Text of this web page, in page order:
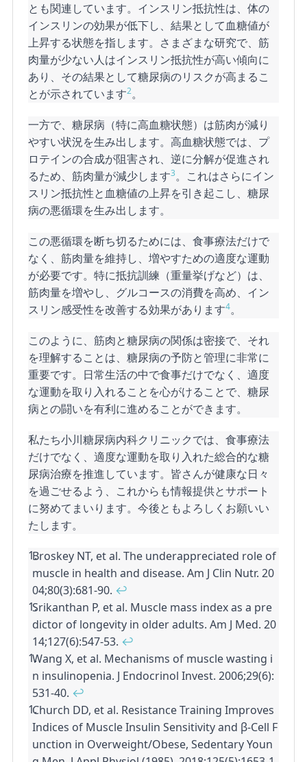
とも関連しています。インスリン抵抗性は、体の
インスリンの効果が低下し、結果として血糖値が
上昇する状態を指します。さまざまな研究で、筋
肉量が少ない人はインスリン抵抗性が高い傾向に
あり、その結果として糖尿病のリスクが高まるこ
とが示されています2。
一方で、糖尿病（特に高血糖状態）は筋肉が減り
やすい状況を生み出します。高血糖状態では、プ
ロテインの合成が阻害され、逆に分解が促進され
るため、筋肉量が減少します3。これはさらにイン
スリン抵抗性と血糖値の上昇を引き起こし、糖尿
病の悪循環を生み出します。
この悪循環を断ち切るためには、食事療法だけで
なく、筋肉量を維持し、増やすための適度な運動
が必要です。特に抵抗訓練（重量挙げなど）は、
筋肉量を増やし、グルコースの消費を高め、イン
スリン感受性を改善する効果があります4。
このように、筋肉と糖尿病の関係は密接で、それ
を理解することは、糖尿病の予防と管理に非常に
重要です。日常生活の中で食事だけでなく、適度
な運動を取り入れることを心がけることで、糖尿
病との闘いを有利に進めることができます。
私たち小川糖尿病内科クリニックでは、食事療法
だけでなく、適度な運動を取り入れた総合的な糖
尿病治療を推進しています。皆さんが健康な日々
を過ごせるよう、これからも情報提供とサポート
に努めてまいります。今後ともよろしくお願いい
たします。
Footnotes
Broskey NT, et al. The underappreciated role of
muscle in health and disease. Am J Clin Nutr. 20
04;80(3):681-90. ↩
Srikanthan P, et al. Muscle mass index as a pre
dictor of longevity in older adults. Am J Med. 20
14;127(6):547-53. ↩
Wang X, et al. Mechanisms of muscle wasting i
n insulinopenia. J Endocrinol Invest. 2006;29(6):
531-40. ↩
Church DD, et al. Resistance Training Improves
Indices of Muscle Insulin Sensitivity and β-Cell F
unction in Overweight/Obese, Sedentary Youn